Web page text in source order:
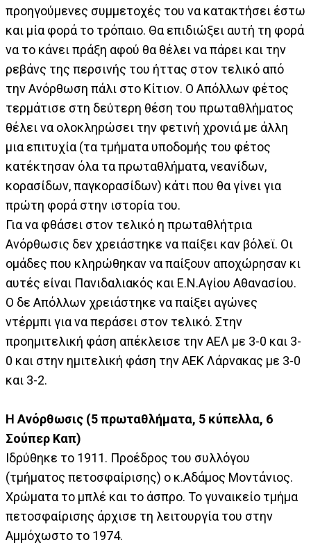
προηγούμενες συμμετοχές του να κατακτήσει έστω
και μία φορά το τρόπαιο. Θα επιδιώξει αυτή τη φορά
να το κάνει πράξη αφού θα θέλει να πάρει και την
ρεβάνς της περσινής του ήττας στον τελικό από
την Ανόρθωση πάλι στο Κίτιον. Ο Απόλλων φέτος
τερμάτισε στη δεύτερη θέση του πρωταθλήματος
θέλει να ολοκληρώσει την φετινή χρονιά με άλλη
μια επιτυχία (τα τμήματα υποδομής του φέτος
κατέκτησαν όλα τα πρωταθλήματα, νεανίδων,
κορασίδων, παγκορασίδων) κάτι που θα γίνει για
πρώτη φορά στην ιστορία του.
Για να φθάσει στον τελικό η πρωταθλήτρια
Ανόρθωσις δεν χρειάστηκε να παίξει καν βόλεϊ. Οι
ομάδες που κληρώθηκαν να παίξουν αποχώρησαν κι
αυτές είναι Πανιδαλιακός και Ε.Ν.Αγίου Αθανασίου.
Ο δε Απόλλων χρειάστηκε να παίξει αγώνες
ντέρμπι για να περάσει στον τελικό. Στην
προημιτελική φάση απέκλεισε την ΑΕΛ με 3-0 και 3-
0 και στην ημιτελική φάση την ΑΕΚ Λάρνακας με 3-0
και 3-2.
Η Ανόρθωσις (5 πρωταθλήματα, 5 κύπελλα, 6
Σούπερ Καπ)
Ιδρύθηκε το 1911. Προέδρος του συλλόγου
(τμήματος πετοσφαίρισης) ο κ.Αδάμος Μοντάνιος.
Χρώματα το μπλέ και το άσπρο. Το γυναικείο τμήμα
πετοσφαίρισης άρχισε τη λειτουργία του στην
Αμμόχωστο το 1974.